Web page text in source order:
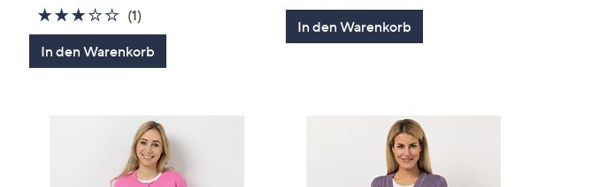
3.0
von
5
(1)
Bewertungen
In den Warenkorb
von
5
Bewertungen
In den Warenkorb